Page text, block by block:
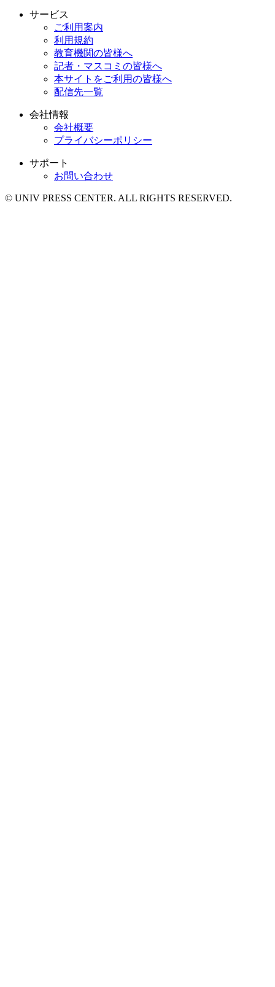
サービス
ご利用案内
利用規約
教育機関の皆様へ
記者・マスコミの皆様へ
本サイトをご利用の皆様へ
配信先一覧
会社情報
会社概要
プライバシーポリシー
サポート
お問い合わせ
© UNIV PRESS CENTER. ALL RIGHTS RESERVED.